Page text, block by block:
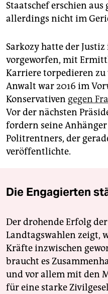
Staatschef erschien
allerdings nicht im
Sarkozy hatte der
vorgeworfen, mit
Karriere torpedieren
Anwalt war 2016 im
Konservativen gegen
Vor der nächsten
fordern seine
Politrentners, der
veröffentlichte.
Die Engagierten
Der drohende Erfolg
Landtagswahlen zeigt,
Kräfte inzwischen
braucht es
und vor allem mit den
für eine starke